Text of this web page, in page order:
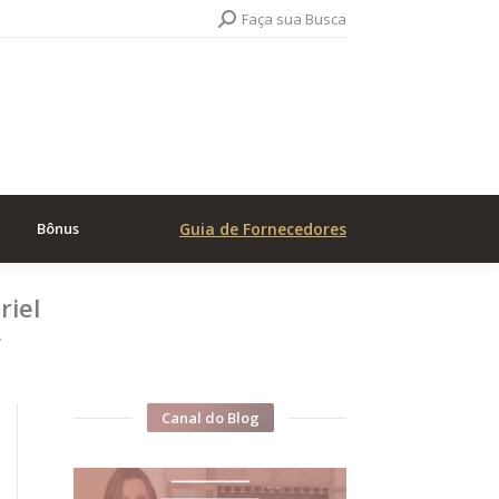
Search:Faça sua Busca
Bônus Guia de Fornecedores
Canal do Blog